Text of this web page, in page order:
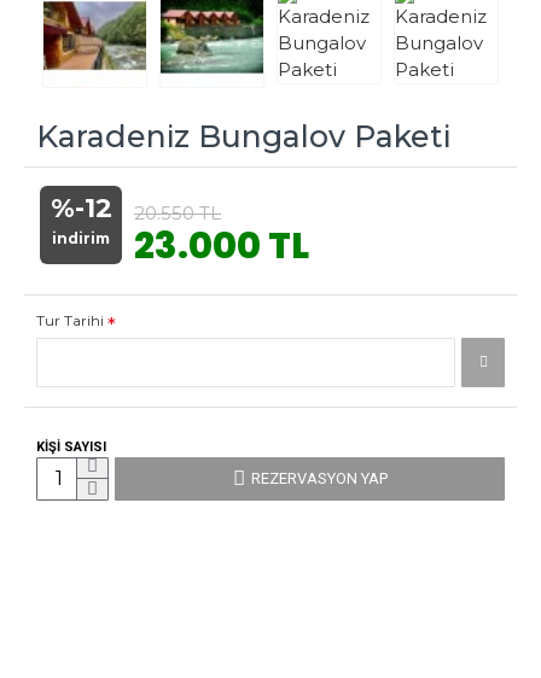
Karadeniz Bungalov Paketi
%-12
indirim 23.000 TL
20.550 TL
Tur Tarihi
KİŞİ SAYISI
REZERVASYON YAP